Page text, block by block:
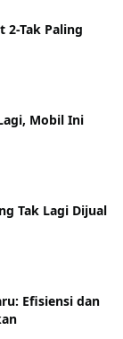
2-Tak Paling
Mobil Ini
Tak Lagi Dijual
Efisiensi dan